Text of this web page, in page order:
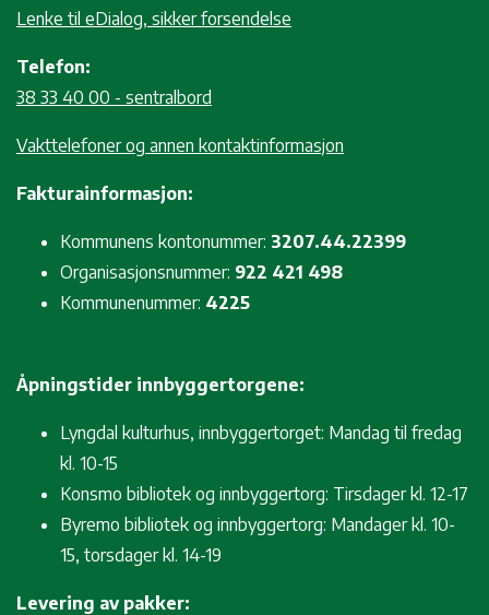
Lenke til eDialog, sikker forsendelse
Telefon:
38 33 40 00 - sentralbord
Vakttelefoner og annen kontaktinformasjon
Fakturainformasjon:
Kommunens kontonummer: 3207.44.22399
Organisasjonsnummer: 922 421 498
Kommunenummer: 4225
Åpningstider innbyggertorgene:
Lyngdal kulturhus, innbyggertorget: Mandag til fredag
kl. 10-15
Konsmo bibliotek og innbyggertorg: Tirsdager kl. 12-17
Byremo bibliotek og innbyggertorg: Mandager kl. 10-
15, torsdager kl. 14-19
Levering av pakker: